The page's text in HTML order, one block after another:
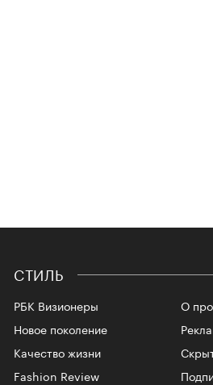
СТИЛЬ
РБК Визионеры
Новое поколение
Качество жизни
Fashion Review
О